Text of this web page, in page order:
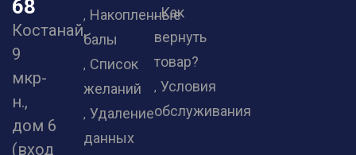
68
Костанай,
9
мкр-
н.,
дом 6
(вход
Накопленные
балы
Список
желаний
Удаление
данных
Как
вернуть
товар?
Условия
обслуживания